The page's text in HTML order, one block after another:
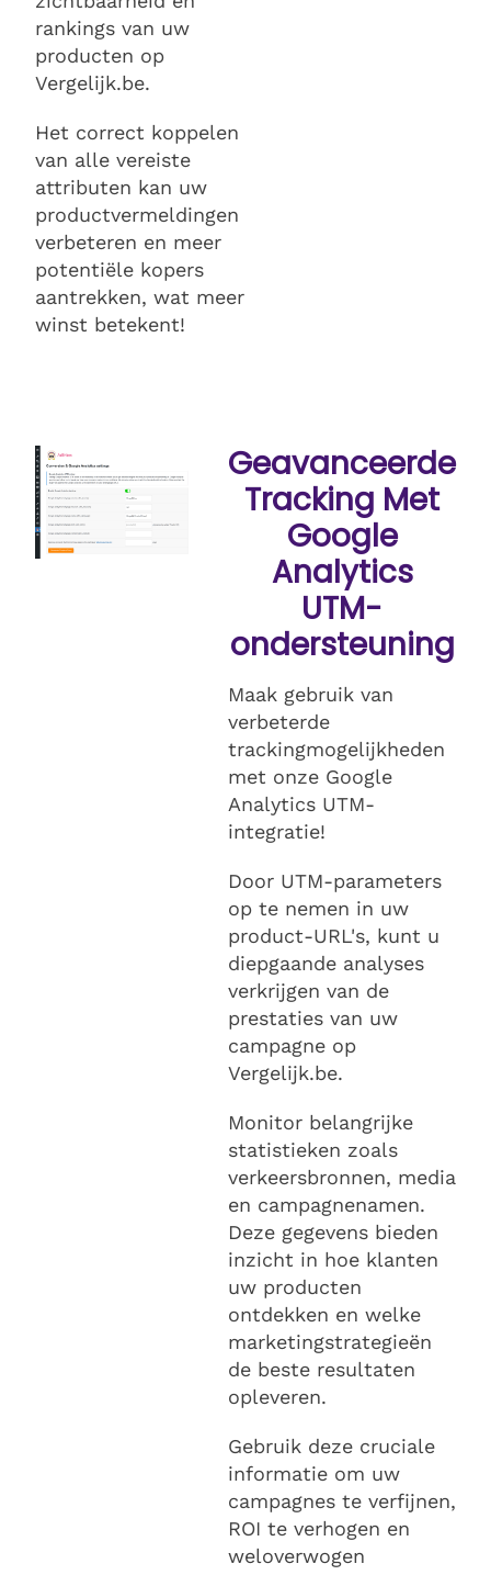
rankings van uw
producten op
Vergelijk.be.
Het correct koppelen
van alle vereiste
attributen kan uw
productvermeldingen
verbeteren en meer
potentiële kopers
aantrekken, wat meer
winst betekent!
Geavanceerde
Tracking Met
Google
Analytics
UTM-
ondersteuning
Maak gebruik van
verbeterde
trackingmogelijkheden
met onze Google
Analytics UTM-
integratie!
Door UTM-parameters
op te nemen in uw
product-URL's, kunt u
diepgaande analyses
verkrijgen van de
prestaties van uw
campagne op
Vergelijk.be.
Monitor belangrijke
statistieken zoals
verkeersbronnen, media
en campagnenamen.
Deze gegevens bieden
inzicht in hoe klanten
uw producten
ontdekken en welke
marketingstrategieën
de beste resultaten
opleveren.
Gebruik deze cruciale
informatie om uw
campagnes te verfijnen,
ROI te verhogen en
weloverwogen